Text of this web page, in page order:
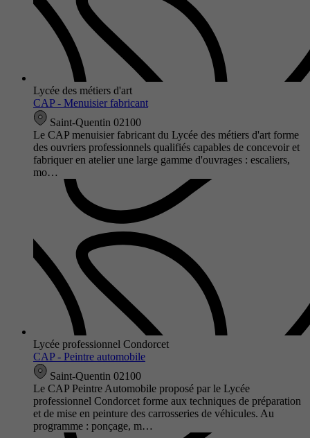
Lycée des métiers d'art
CAP - Menuisier fabricant
Saint-Quentin 02100
Le CAP menuisier fabricant du Lycée des métiers d'art forme
des ouvriers professionnels qualifiés capables de concevoir et
fabriquer en atelier une large gamme d'ouvrages : escaliers,
mo…
Lycée professionnel Condorcet
CAP - Peintre automobile
Saint-Quentin 02100
Le CAP Peintre Automobile proposé par le Lycée
professionnel Condorcet forme aux techniques de préparation
et de mise en peinture des carrosseries de véhicules. Au
programme : ponçage, m…